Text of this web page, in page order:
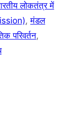
लोकतंत्र में
,मंडल
परिवर्तन,